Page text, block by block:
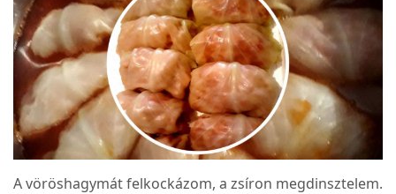
A vöröshagymát felkockázom, a zsíron megdinsztelem.